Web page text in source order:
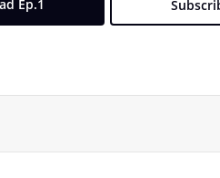
Ep.1